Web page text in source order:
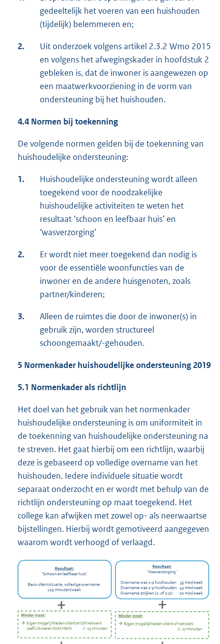
gedeeltelijk het voeren van een huishouden
(tijdelijk) belemmeren en;
2.
Uit onderzoek volgens artikel 2.3.2 Wmo 2015
en volgens het afwegingskader in hoofdstuk 2
gebleken is, dat de inwoner is aangewezen op
een maatwerkvoorziening in de vorm van
ondersteuning bij het huishouden.
4.4 Normen bij toekenning
De volgende normen gelden bij de toekenning van
huishoudelijke ondersteuning:
1.
Huishoudelijke ondersteuning wordt alleen
toegekend voor de noodzakelijke
huishoudelijke activiteiten te weten het
resultaat ‘schoon en leefbaar huis’ en
‘wasverzorging’
2.
Er wordt niet meer toegekend dan nodig is
voor de essentiële woonfuncties van de
inwoner en de andere huisgenoten, zoals
partner/kinderen;
3.
Alleen de ruimtes die door de inwoner(s) in
gebruik zijn, worden structureel
schoongemaakt/-gehouden.
5 Normenkader huishoudelijke ondersteuning 2019
5.1 Normenkader als richtlijn
Het doel van het gebruik van het normenkader
huishoudelijke ondersteuning is om uniformiteit in
de toekenning van huishoudelijke ondersteuning na
te streven. Het gaat hierbij om een richtlijn, waarbij
deze is gebaseerd op volledige overname van het
huishouden. Iedere individuele situatie wordt
separaat onderzocht en er wordt met behulp van de
richtlijn ondersteuning op maat toegekend. Het
college kan afwijken met zowel op- als neerwaartse
bijstellingen. Hierbij wordt gemotiveerd aangegeven
waarom wordt verhoogd of verlaagd.